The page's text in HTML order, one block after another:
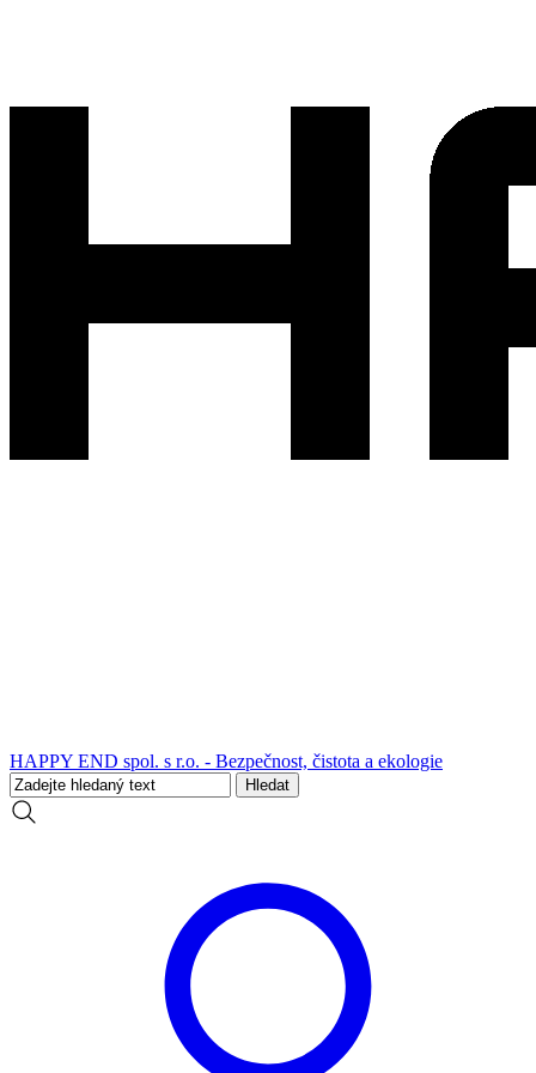
HAPPY END spol. s r.o. - Bezpečnost, čistota a ekologie